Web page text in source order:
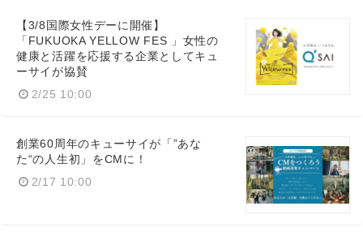
【3/8国際女性デーに開催】
「FUKUOKA YELLOW FES 」女性の
健康と活躍を応援する企業としてキュ
ーサイが協賛
2/25 10:00
創業60周年のキューサイが「”あな
た“の人生初」をCMに！
2/17 10:00